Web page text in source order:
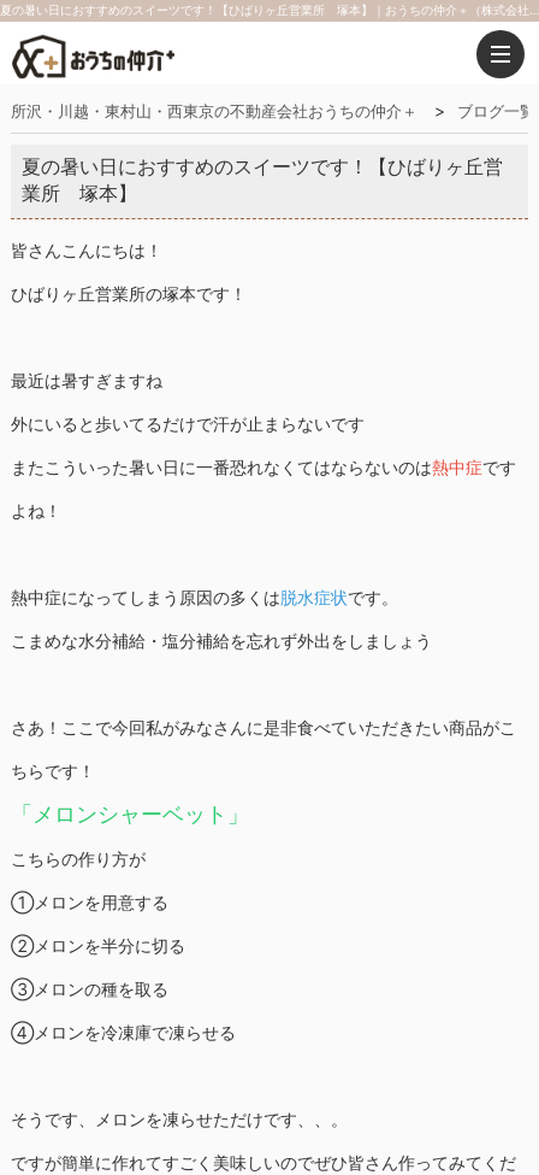
所沢・川越・東村山・西東京の不動産会社おうちの仲介＋ ブログ一覧
夏の暑い日におすすめのスイーツです！【ひばりヶ丘営
業所 塚本】
皆さんこんにちは！
ひばりヶ丘営業所の塚本です！
最近は暑すぎますね
外にいると歩いてるだけで汗が止まらないです
またこういった暑い日に一番恐れなくてはならないのは熱中症です
よね！
熱中症になってしまう原因の多くは脱水症状です。
こまめな水分補給・塩分補給を忘れず外出をしましょう
さあ！ここで今回私がみなさんに是非食べていただきたい商品がこ
ちらです！
「メロンシャーベット」
こちらの作り方が
①メロンを用意する
②メロンを半分に切る
③メロンの種を取る
④メロンを冷凍庫で凍らせる
そうです、メロンを凍らせただけです、、。
ですが簡単に作れてすごく美味しいのでぜひ皆さん作ってみてくだ